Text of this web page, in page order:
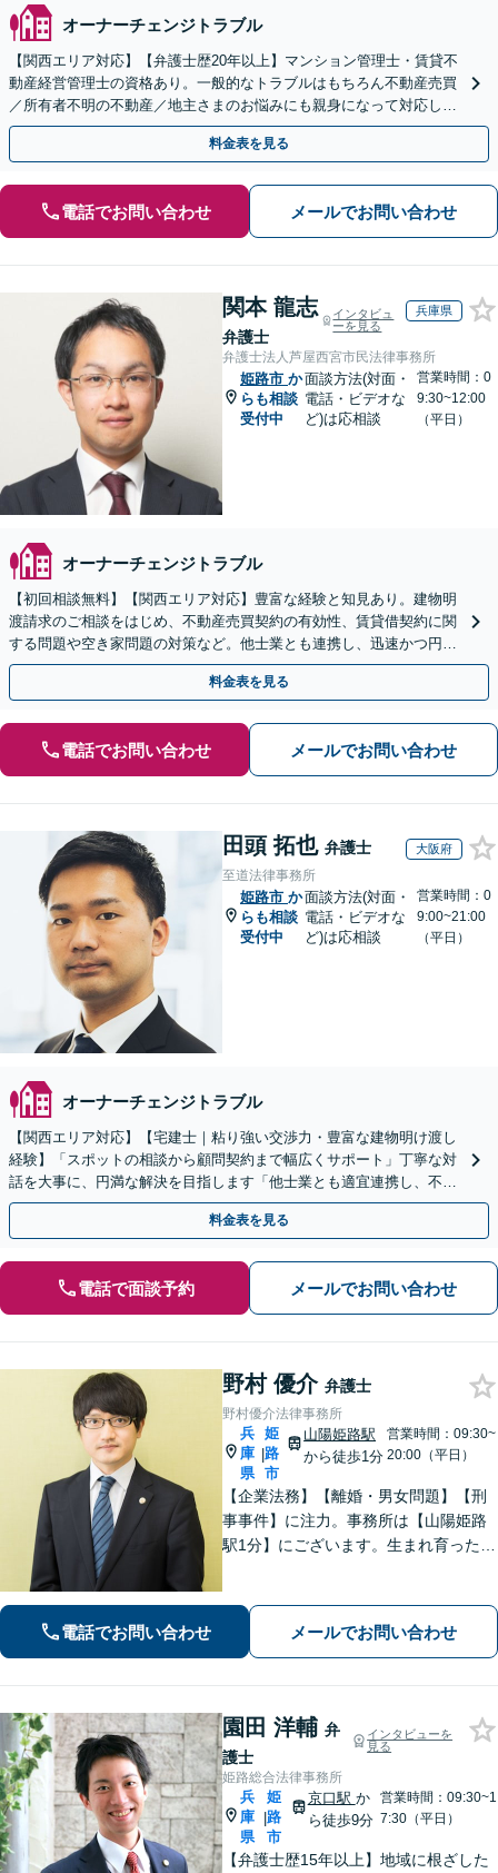
オーナーチェンジトラブル
【関西エリア対応】【弁護士歴20年以上】マンション管理士・賃貸不
動産経営管理士の資格あり。一般的なトラブルはもちろん不動産売買
／所有者不明の不動産／地主さまのお悩みにも親身になって対応しま
す【夜間・休日の相談可】
料金表を見る
電話でお問い合わせ メールでお問い合わせ
関本 龍志
弁護士
インタビュ
ーを見る
兵庫県
弁護士法人芦屋西宮市民法律事務所
姫路市 か
らも相談
受付中
面談方法(対面・
電話・ビデオな
ど)は応相談
営業時間：0
9:30~12:00
（平日）
オーナーチェンジトラブル
【初回相談無料】【関西エリア対応】豊富な経験と知見あり。建物明
渡請求のご相談をはじめ、不動産売買契約の有効性、賃貸借契約に関
する問題や空き家問題の対策など。他士業とも連携し、迅速かつ円滑
な解決を目指します【顧問契約】【西宮北口駅3分】
料金表を見る
電話でお問い合わせ メールでお問い合わせ
田頭 拓也 弁護士 大阪府
至道法律事務所
姫路市 か
らも相談
受付中
面談方法(対面・
電話・ビデオな
ど)は応相談
営業時間：0
9:00~21:00
（平日）
オーナーチェンジトラブル
【関西エリア対応】【宅建士｜粘り強い交渉力・豊富な建物明け渡し
経験】「スポットの相談から顧問契約まで幅広くサポート」丁寧な対
話を大事に、円満な解決を目指します「他士業とも適宜連携し、不動
産経営者さまに法的観点から戦略的なアドバイスを提供」
料金表を見る
電話で面談予約 メールでお問い合わせ
野村 優介 弁護士
野村優介法律事務所
兵
庫
県
|
姫
路
市
山陽姫路駅
から徒歩1分
営業時間：09:30~
20:00（平日）
【企業法務】【離婚・男女問題】【刑
事事件】に注力。事務所は【山陽姫路
駅1分】にございます。生まれ育った故
たいと考えています。【電話相談可
能】お気軽にご相談ください。
電話でお問い合わせ メールでお問い合わせ
園田 洋輔 弁
護士
インタビューを
見る
姫路総合法律事務所
兵
庫
県
|
姫
路
市
京口駅 か
ら徒歩9分
営業時間：09:30~1
7:30（平日）
【弁護士歴15年以上】地域に根ざした